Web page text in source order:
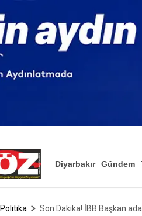
Diyarbakır Gündem
Politika Son Dakika! İBB Başkan